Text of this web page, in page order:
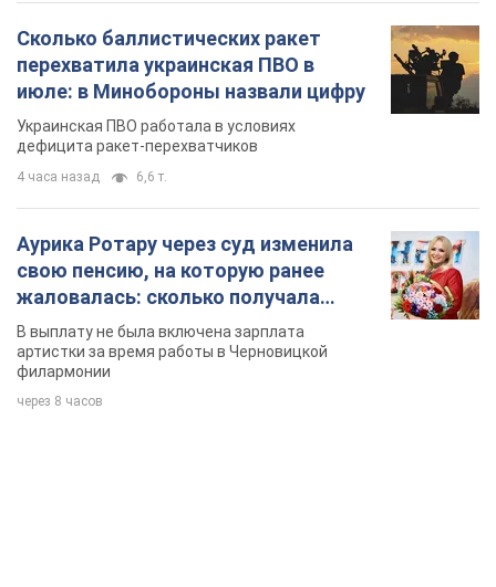
Сколько баллистических ракет
перехватила украинская ПВО в
июле: в Минобороны назвали цифру
Украинская ПВО работала в условиях
дефицита ракет-перехватчиков
4 часа назад 6,6 т.
Аурика Ротару через суд изменила
свою пенсию, на которую ранее
жаловалась: сколько получала
певица
В выплату не была включена зарплата
артистки за время работы в Черновицкой
филармонии
через 8 часов